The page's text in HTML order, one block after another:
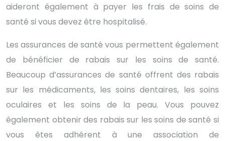
aideront également à payer les frais de soins de
santé si vous devez être hospitalisé.
Les assurances de santé vous permettent également
de bénéficier de rabais sur les soins de santé.
Beaucoup d’assurances de santé offrent des rabais
sur les médicaments, les soins dentaires, les soins
oculaires et les soins de la peau. Vous pouvez
également obtenir des rabais sur les soins de santé si
vous êtes adhérent à une association de